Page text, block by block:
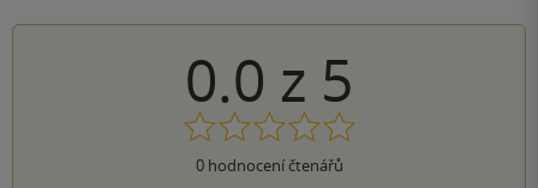
0.0 z 5
0hodnocení čtenářů